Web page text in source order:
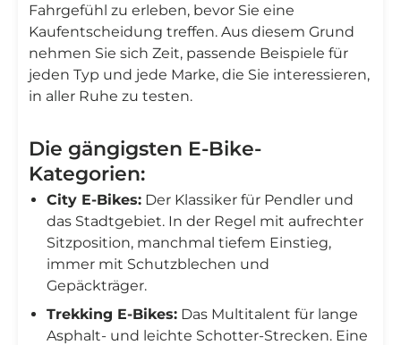
Fahrgefühl zu erleben, bevor Sie eine
Kaufentscheidung treffen. Aus diesem Grund
nehmen Sie sich Zeit, passende Beispiele für
jeden Typ und jede Marke, die Sie interessieren,
in aller Ruhe zu testen.
Die gängigsten E-Bike-
Kategorien:
City E-Bikes: Der Klassiker für Pendler und
das Stadtgebiet. In der Regel mit aufrechter
Sitzposition, manchmal tiefem Einstieg,
immer mit Schutzblechen und
Gepäckträger.
Trekking E-Bikes: Das Multitalent für lange
Asphalt- und leichte Schotter-Strecken. Eine